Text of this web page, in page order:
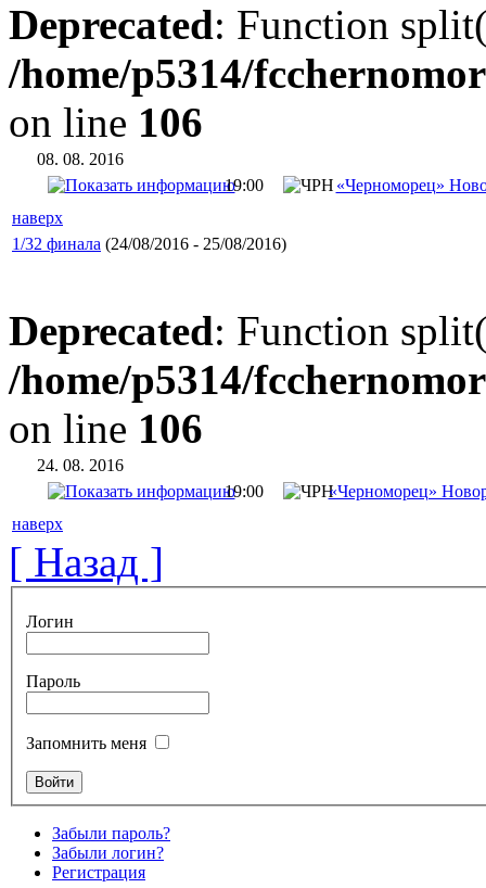
Deprecated: Function
/home/p5314/
on line 106
08. 08. 2016
19:00
«Черноморец»
наверх
1/32 финала (24/08/2016 - 25/08/2016)
Deprecated: Function
/home/p5314/
on line 106
24. 08. 2016
19:00
«Черноморец»
наверх
[ Назад ]
Логин
Пароль
Запомнить меня
Забыли пароль?
Забыли логин?
Регистрация